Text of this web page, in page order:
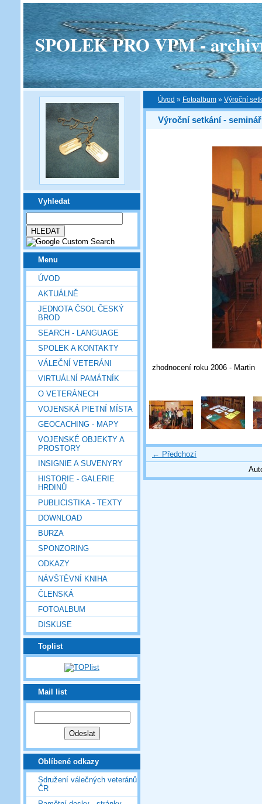
SPOLEK PRO VPM -
Vyhledat
Menu
ÚVOD
AKTUÁLNĚ
JEDNOTA ČSOL ČESKÝ
BROD
SEARCH - LANGUAGE
SPOLEK A KONTAKTY
VÁLEČNÍ VETERÁNI
VIRTUÁLNÍ PAMÁTNÍK
O VETERÁNECH
VOJENSKÁ PIETNÍ MÍSTA
GEOCACHING - MAPY
VOJENSKÉ OBJEKTY A
PROSTORY
INSIGNIE A SUVENYRY
HISTORIE - GALERIE
HRDINŮ
PUBLICISTIKA - TEXTY
DOWNLOAD
BURZA
SPONZORING
ODKAZY
NÁVŠTĚVNÍ KNIHA
ČLENSKÁ
FOTOALBUM
DISKUSE
Toplist
Mail list
Oblíbené odkazy
Sdružení válečných veteránů
ČR
Úvod » Fotoalbum » Výroční
Výroční setkání -
zhodnocení roku 2006 - Martin
← Předchozí